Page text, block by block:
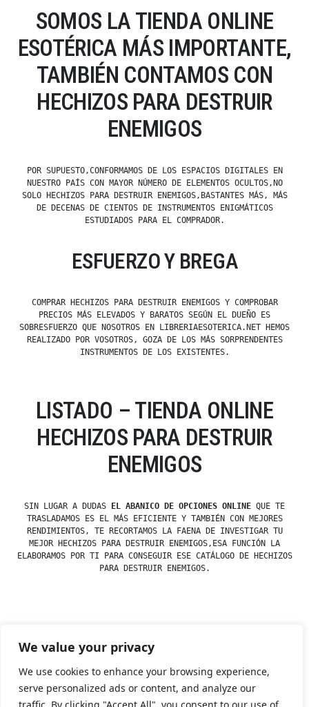
We value your privacy
We use cookies to enhance your browsing experience,
serve personalized ads or content, and analyze our
SOMOS LA TIENDA ONLINE
ESOTÉRICA MÁS IMPORTANTE,
TAMBIÉN CONTAMOS CON
HECHIZOS PARA DESTRUIR
ENEMIGOS
POR SUPUESTO,CONFORMAMOS DE LOS ESPACIOS DIGITALES EN
NUESTRO PAÍS CON MAYOR NÚMERO DE ELEMENTOS OCULTOS,NO
SOLO HECHIZOS PARA DESTRUIR ENEMIGOS,BASTANTES MÁS, MÁS
DE DECENAS DE CIENTOS DE INSTRUMENTOS ENIGMÁTICOS
ESTUDIADOS PARA EL COMPRADOR.
ESFUERZO Y BREGA
COMPRAR HECHIZOS PARA DESTRUIR ENEMIGOS Y COMPROBAR
PRECIOS MÁS ELEVADOS Y BARATOS SEGÚN EL DUEÑO ES
SOBRESFUERZO QUE NOSOTROS EN LIBRERIAESOTERICA.NET HEMOS
REALIZADO POR VOSOTROS, GOZA DE LOS MÁS SORPRENDENTES
INSTRUMENTOS DE LOS EXISTENTES.
LISTADO – TIENDA ONLINE
HECHIZOS PARA DESTRUIR
ENEMIGOS
SIN LUGAR A DUDAS EL ABANICO DE OPCIONES ONLINE QUE TE
TRASLADAMOS ES EL MÁS EFICIENTE Y TAMBIÉN CON MEJORES
RENDIMIENTOS, TE RECORTAMOS LA FAENA DE INVESTIGAR TU
MEJOR HECHIZOS PARA DESTRUIR ENEMIGOS,ESA FUNCIÓN LA
ELABORAMOS POR TI PARA CONSEGUIR ESE CATÁLOGO DE HECHIZOS
PARA DESTRUIR ENEMIGOS.
by
Posted
Hechizos